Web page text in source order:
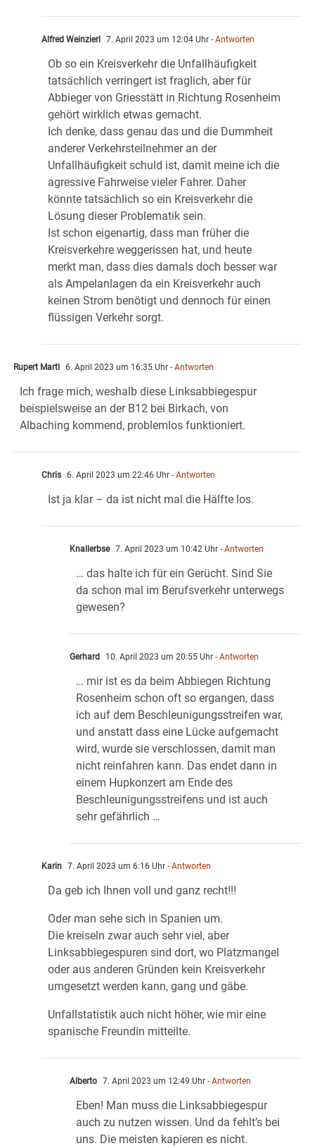
Alfred Weinzierl 7. April 2023 um 12:04 Uhr - Antworten
Ob so ein Kreisverkehr die Unfallhäufigkeit
tatsächlich verringert ist fraglich, aber für
Abbieger von Griesstätt in Richtung Rosenheim
gehört wirklich etwas gemacht.
Ich denke, dass genau das und die Dummheit
anderer Verkehrsteilnehmer an der
Unfallhäufigkeit schuld ist, damit meine ich die
agressive Fahrweise vieler Fahrer. Daher
könnte tatsächlich so ein Kreisverkehr die
Lösung dieser Problematik sein.
Ist schon eigenartig, dass man früher die
Kreisverkehre weggerissen hat, und heute
merkt man, dass dies damals doch besser war
als Ampelanlagen da ein Kreisverkehr auch
keinen Strom benötigt und dennoch für einen
flüssigen Verkehr sorgt.
Rupert Martl 6. April 2023 um 16:35 Uhr - Antworten
Ich frage mich, weshalb diese Linksabbiegespur
beispielsweise an der B12 bei Birkach, von
Albaching kommend, problemlos funktioniert.
Chris 6. April 2023 um 22:46 Uhr - Antworten
Ist ja klar – da ist nicht mal die Hälfte los.
Knallerbse 7. April 2023 um 10:42 Uhr - Antworten
… das halte ich für ein Gerücht. Sind Sie
da schon mal im Berufsverkehr unterwegs
gewesen?
Gerhard 10. April 2023 um 20:55 Uhr - Antworten
… mir ist es da beim Abbiegen Richtung
Rosenheim schon oft so ergangen, dass
ich auf dem Beschleunigungsstreifen war,
und anstatt dass eine Lücke aufgemacht
wird, wurde sie verschlossen, damit man
nicht reinfahren kann. Das endet dann in
einem Hupkonzert am Ende des
Beschleunigungsstreifens und ist auch
sehr gefährlich …
Karin 7. April 2023 um 6:16 Uhr - Antworten
Da geb ich Ihnen voll und ganz recht!!!
Oder man sehe sich in Spanien um.
Die kreiseln zwar auch sehr viel, aber
Linksabbiegespuren sind dort, wo Platzmangel
oder aus anderen Gründen kein Kreisverkehr
umgesetzt werden kann, gang und gäbe.
Unfallstatistik auch nicht höher, wie mir eine
spanische Freundin mitteilte.
Alberto 7. April 2023 um 12:49 Uhr - Antworten
Eben! Man muss die Linksabbiegespur
auch zu nutzen wissen. Und da fehlt’s bei
uns. Die meisten kapieren es nicht.